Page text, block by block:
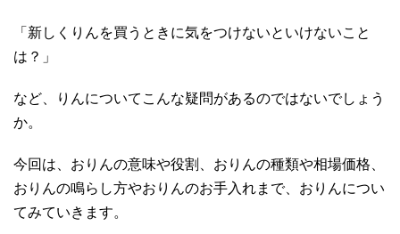
「新しくりんを買うときに気をつけないといけないこと
は？」
など、りんについてこんな疑問があるのではないでしょう
か。
今回は、おりんの意味や役割、おりんの種類や相場価格、
おりんの鳴らし方やおりんのお手入れまで、おりんについ
てみていきます。